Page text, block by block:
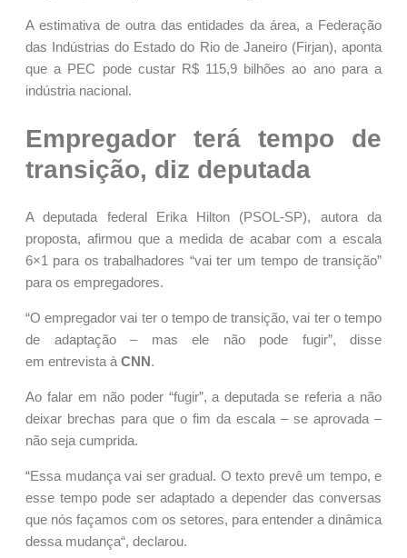
A estimativa de outra das entidades da área, a Federação
das Indústrias do Estado do Rio de Janeiro (Firjan), aponta
que a PEC pode custar R$ 115,9 bilhões ao ano para a
indústria nacional.
Empregador terá tempo de
transição, diz deputada
A deputada federal Erika Hilton (PSOL-SP), autora da
proposta, afirmou que a medida de acabar com a escala
6×1 para os trabalhadores “vai ter um tempo de transição”
para os empregadores.
“O empregador vai ter o tempo de transição, vai ter o tempo
de adaptação – mas ele não pode fugir”, disse
em entrevista à CNN.
Ao falar em não poder “fugir”, a deputada se referia a não
deixar brechas para que o fim da escala – se aprovada –
não seja cumprida.
“Essa mudança vai ser gradual. O texto prevê um tempo, e
esse tempo pode ser adaptado a depender das conversas
que nós façamos com os setores, para entender a dinâmica
dessa mudança“, declarou.